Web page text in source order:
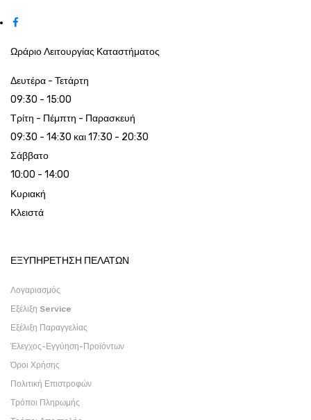
Ωράριο Λειτουργίας Καταστήματος
Δευτέρα - Τετάρτη
09:30 - 15:00
Τρίτη - Πέμπτη - Παρασκευή
09:30 - 14:30 και 17:30 - 20:30
Σάββατο
10:00 - 14:00
Κυριακή
Κλειστά
ΕΞΥΠΗΡΕΤΗΣΗ ΠΕΛΑΤΩΝ
Λογαριασμός
Εξέλιξη Service
Εξέλιξη Παραγγελίας
Έλεγχος-Εγγύηση-Προϊόντων
Όροι Χρήσης
Πολιτική Επιστροφών
Τρόποι Πληρωμής